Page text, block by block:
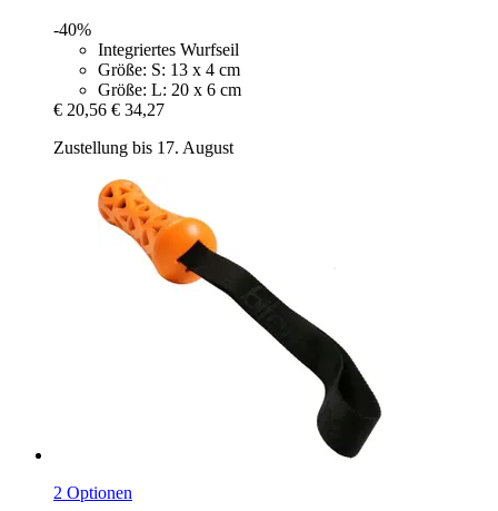
-40%
Integriertes Wurfseil
Größe: S: 13 x 4 cm
Größe: L: 20 x 6 cm
€ 20,56 € 34,27
Zustellung bis 17. August
2 Optionen